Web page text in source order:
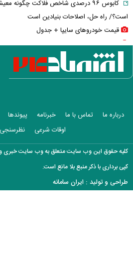
کابوس ۹۶ درصدی شاخص فلاکت چگونه
است؟/ راه حل، اصلاحات بنیادین است
قیمت خودرو‌های سایپا + جدول
قیمت خودرو‌های ایران خودرو + جدول
قیمت سکه پارسیان + جدول
قیمت سکه و طلا + جدول
ترکیه و عراق دست به کار شدند؛ آغاز عصر
هرمز در حال سوختن است؟
انفجار اتوبوس در حومه دمشق/ ۲ کشته و ۱۳ زخمی
پاسخ قالیباف به ترامپ/ واقعیت ها را بپذیرید
فیلم/ پزشکیان: اگر ارز ترجیحی را حذف
فیلم/ پزشکیان: سایپا و چند شرکت دیگر هم
درباره ما تماس با ما خبرنامه پیوندها
اوقات شرعی
نظرسنجی
کپی برداری با ذکر منبع بلا مانع است.
طراحی و تولید : ایران سامانه